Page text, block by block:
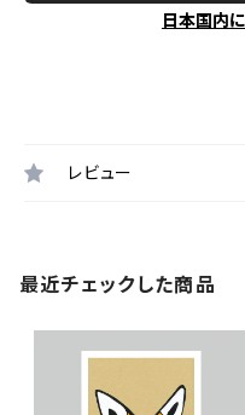
日本国内
レビュー
最近チェックした商品